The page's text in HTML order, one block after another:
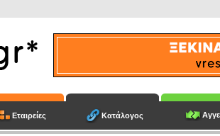
Εταιρείες Κατάλογος